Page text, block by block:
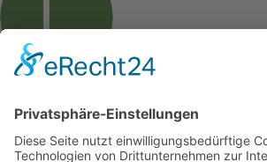
empfehle jedem das Team und die
professionell